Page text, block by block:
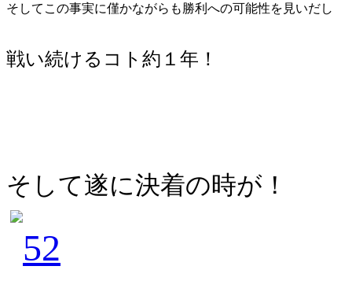
そしてこの事実に僅かながらも勝利への可能性を見いだし
戦い続けるコト約１年！
そして遂に決着の時が！